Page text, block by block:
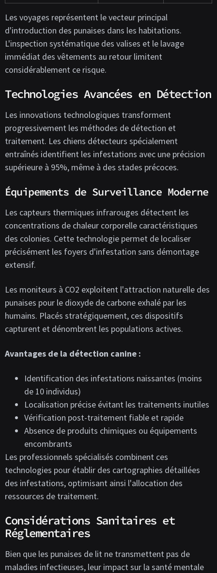
Les voyages représentent le vecteur principal
d'introduction des punaises dans les habitations.
L'inspection systématique des valises et le lavage
immédiat des vêtements au retour limitent
considérablement ce risque.
Technologies Avancées en Détection
Les innovations technologiques transforment
progressivement les méthodes de détection et
traitement. Les chiens détecteurs spécialement
entraînés identifient les infestations avec une précision
supérieure à 95%, même à des stades précoces.
Équipements de Surveillance Moderne
Les capteurs thermiques infrarouges détectent les
concentrations de chaleur corporelle caractéristiques
des colonies. Cette technologie permet de localiser
précisément les foyers d'infestation sans démontage
extensif.
Les moniteurs à CO2 exploitent l'attraction naturelle des
punaises pour le dioxyde de carbone exhalé par les
humains. Placés stratégiquement, ces dispositifs
capturent et dénombrent les populations actives.
Avantages de la détection canine :
Identification des infestations naissantes (moins
de 10 individus)
Localisation précise évitant les traitements inutiles
Vérification post-traitement fiable et rapide
Absence de produits chimiques ou équipements
encombrants
Les professionnels spécialisés combinent ces
technologies pour établir des cartographies détaillées
des infestations, optimisant ainsi l'allocation des
ressources de traitement.
Considérations Sanitaires et
Réglementaires
Bien que les punaises de lit ne transmettent pas de
maladies infectieuses, leur impact sur la santé mentale